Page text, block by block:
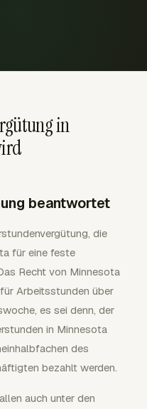
in
beantwortet
die
für eine feste
Recht von Minnesota
Arbeitsstunden über
es sei denn, der
in Minnesota
des
bezahlt werden.
auch unter den